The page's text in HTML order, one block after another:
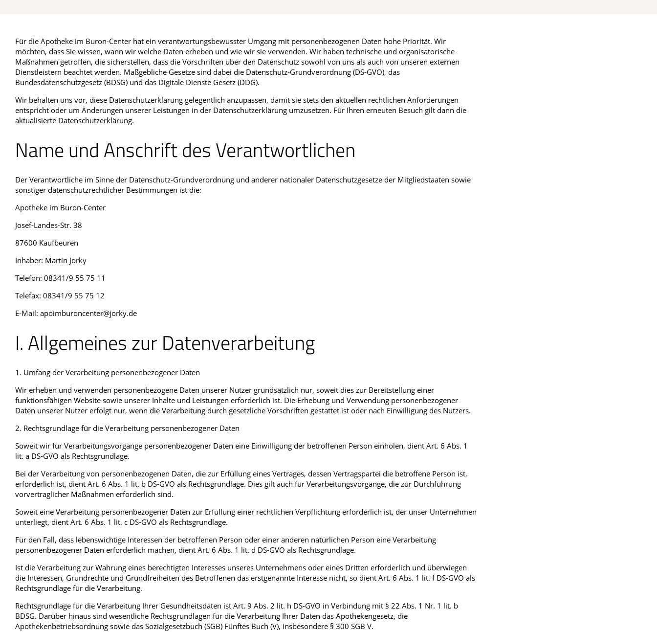
Verleih
Haut, Haare und Nägel
Psychische Erkrankungen
Schmerz- und Schlafmedizin
Frauenkrankheiten
Für die Apotheke im Buron-Center hat ein verantwortungsbewusster Umgang mit personenbezogenen Daten hohe Priorität. Wir
möchten, dass Sie wissen, wann wir welche Daten erheben und wie wir sie verwenden. Wir haben technische und organisatorische
Maßnahmen getroffen, die sicherstellen, dass die Vorschriften über den Datenschutz sowohl von uns als auch von unseren externen
Dienstleistern beachtet werden. Maßgebliche Gesetze sind dabei die Datenschutz-Grundverordnung (DS-GVO), das
Bundesdatenschutzgesetz (BDSG) und das Digitale Dienste Gesetz (DDG).
Wir behalten uns vor, diese Datenschutzerklärung gelegentlich anzupassen, damit sie stets den aktuellen rechtlichen Anforderungen
entspricht oder um Änderungen unserer Leistungen in der Datenschutzerklärung umzusetzen. Für Ihren erneuten Besuch gilt dann die
aktualisierte Datenschutzerklärung.
Name und Anschrift des Verantwortlichen
Der Verantwortliche im Sinne der Datenschutz-Grundverordnung und anderer nationaler Datenschutzgesetze der Mitgliedstaaten sowie
sonstiger datenschutzrechtlicher Bestimmungen ist die:
Apotheke im Buron-Center
Josef-Landes-Str. 38
87600 Kaufbeuren
Inhaber: Martin Jorky
Telefon: 08341/9 55 75 11
Telefax: 08341/9 55 75 12
E-Mail: apoimburoncenter@jorky.de
I. Allgemeines zur Datenverarbeitung
1. Umfang der Verarbeitung personenbezogener Daten
Wir erheben und verwenden personenbezogene Daten unserer Nutzer grundsätzlich nur, soweit dies zur Bereitstellung einer
funktionsfähigen Website sowie unserer Inhalte und Leistungen erforderlich ist. Die Erhebung und Verwendung personenbezogener
Daten unserer Nutzer erfolgt nur, wenn die Verarbeitung durch gesetzliche Vorschriften gestattet ist oder nach Einwilligung des Nutzers.
2. Rechtsgrundlage für die Verarbeitung personenbezogener Daten
Soweit wir für Verarbeitungsvorgänge personenbezogener Daten eine Einwilligung der betroffenen Person einholen, dient Art. 6 Abs. 1
lit. a DS-GVO als Rechtsgrundlage.
Bei der Verarbeitung von personenbezogenen Daten, die zur Erfüllung eines Vertrages, dessen Vertragspartei die betroffene Person ist,
erforderlich ist, dient Art. 6 Abs. 1 lit. b DS-GVO als Rechtsgrundlage. Dies gilt auch für Verarbeitungsvorgänge, die zur Durchführung
vorvertraglicher Maßnahmen erforderlich sind.
Soweit eine Verarbeitung personenbezogener Daten zur Erfüllung einer rechtlichen Verpflichtung erforderlich ist, der unser Unternehmen
unterliegt, dient Art. 6 Abs. 1 lit. c DS-GVO als Rechtsgrundlage.
Für den Fall, dass lebenswichtige Interessen der betroffenen Person oder einer anderen natürlichen Person eine Verarbeitung
personenbezogener Daten erforderlich machen, dient Art. 6 Abs. 1 lit. d DS-GVO als Rechtsgrundlage.
Ist die Verarbeitung zur Wahrung eines berechtigten Interesses unseres Unternehmens oder eines Dritten erforderlich und überwiegen
die Interessen, Grundrechte und Grundfreiheiten des Betroffenen das erstgenannte Interesse nicht, so dient Art. 6 Abs. 1 lit. f DS-GVO als
Rechtsgrundlage für die Verarbeitung.
Rechtsgrundlage für die Verarbeitung Ihrer Gesundheitsdaten ist Art. 9 Abs. 2 lit. h DS-GVO in Verbindung mit § 22 Abs. 1 Nr. 1 lit. b
BDSG. Darüber hinaus sind wesentliche Rechtsgrundlagen für die Verarbeitung Ihrer Daten das Apothekengesetz, die
Apothekenbetriebsordnung sowie das Sozialgesetzbuch (SGB) Fünftes Buch (V), insbesondere § 300 SGB V.